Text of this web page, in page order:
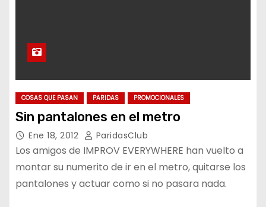
COSAS QUE PASAN PARIDAS PROMOCIONALES
Sin pantalones en el metro
Ene 18, 2012 ParidasClub
Los amigos de IMPROV EVERYWHERE han vuelto a
montar su numerito de ir en el metro, quitarse los
pantalones y actuar como si no pasara nada.